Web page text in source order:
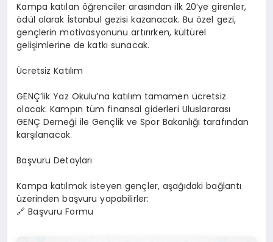
Kampa katılan öğrenciler arasından ilk 20’ye girenler,
ödül olarak İstanbul gezisi kazanacak. Bu özel gezi,
gençlerin motivasyonunu artırırken, kültürel
gelişimlerine de katkı sunacak.
Ücretsiz Katılım
GENÇ’lik Yaz Okulu’na katılım tamamen ücretsiz
olacak. Kampın tüm finansal giderleri Uluslararası
GENÇ Derneği ile Gençlik ve Spor Bakanlığı tarafından
karşılanacak.
Başvuru Detayları
Kampa katılmak isteyen gençler, aşağıdaki bağlantı
üzerinden başvuru yapabilirler:
🔗 Başvuru Formu